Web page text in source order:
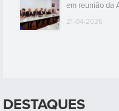
em reunião da
21-04-2026
DESTAQUES